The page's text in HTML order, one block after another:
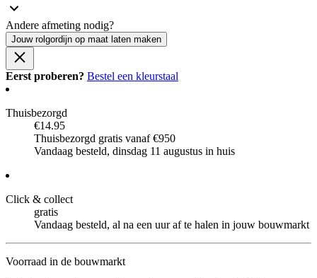
Andere afmeting nodig?
Jouw rolgordijn op maat laten maken
Eerst proberen? Bestel een kleurstaal
Thuisbezorgd
€14.95
Thuisbezorgd gratis vanaf €950
Vandaag besteld, dinsdag 11 augustus in huis
Click & collect
gratis
Vandaag besteld, al na een uur af te halen in jouw bouwmarkt
Voorraad in de bouwmarkt